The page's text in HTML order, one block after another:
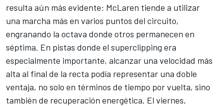
resulta aún más evidente: McLaren tiende a utilizar
una marcha más en varios puntos del circuito,
engranando la octava donde otros permanecen en
séptima. En pistas donde el superclipping era
especialmente importante, alcanzar una velocidad más
alta al final de la recta podía representar una doble
ventaja, no solo en términos de tiempo por vuelta, sino
también de recuperación energética. El viernes,